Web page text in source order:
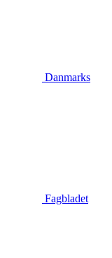
Danmarks
Fagbladet